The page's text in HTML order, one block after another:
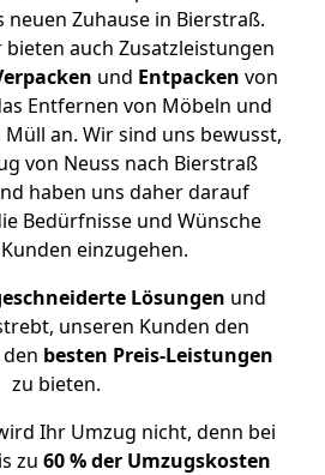
Zuhause in Bierstraß.
auch Zusatzleistungen
und Entpacken von
Entfernen von Möbeln und
an. Wir sind uns bewusst,
von Neuss nach Bierstraß
haben uns daher darauf
Bedürfnisse und Wünsche
einzugehen.
Lösungen und
unseren Kunden den
besten Preis-Leistungen
zu bieten.
Ihr Umzug nicht, denn bei
zu 60 % der Umzugskosten